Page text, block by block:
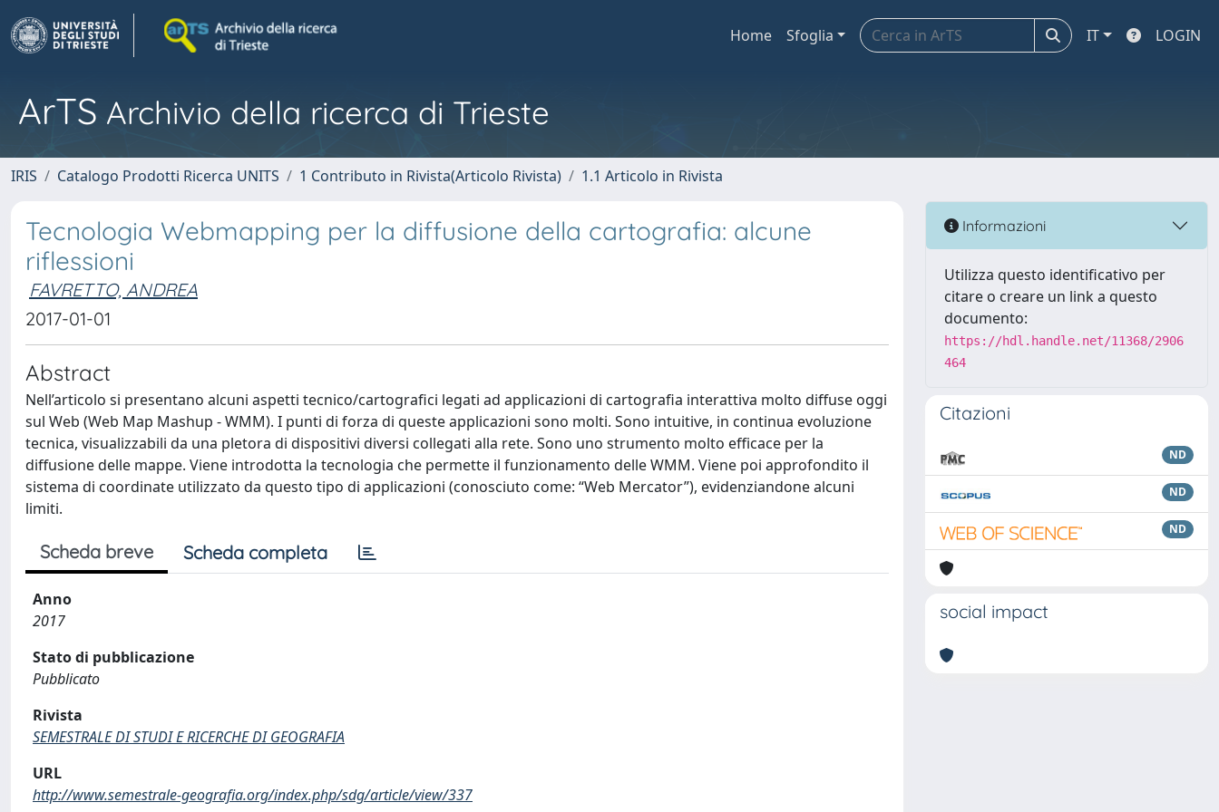
Home Sfoglia IT LOGIN
ArTS Archivio della ricerca di Trieste
IRIS Catalogo Prodotti Ricerca UNITS 1 Contributo in Rivista(Articolo Rivista) 1.1 Articolo in Rivista
Tecnologia Webmapping per la diffusione della cartografia: alcune
riflessioni
FAVRETTO, ANDREA
2017-01-01
Abstract
Nell’articolo si presentano alcuni aspetti tecnico/cartografici legati ad applicazioni di cartografia interattiva molto diffuse oggi
sul Web (Web Map Mashup - WMM). I punti di forza di queste applicazioni sono molti. Sono intuitive, in continua evoluzione
tecnica, visualizzabili da una pletora di dispositivi diversi collegati alla rete. Sono uno strumento molto efficace per la
diffusione delle mappe. Viene introdotta la tecnologia che permette il funzionamento delle WMM. Viene poi approfondito il
sistema di coordinate utilizzato da questo tipo di applicazioni (conosciuto come: “Web Mercator”), evidenziandone alcuni
limiti.
Scheda breve Scheda completa
Anno
2017
Stato di pubblicazione
Pubblicato
Rivista
SEMESTRALE DI STUDI E RICERCHE DI GEOGRAFIA
URL
http://www.semestrale-geografia.org/index.php/sdg/article/view/337
Informazioni
Utilizza questo identificativo per
citare o creare un link a questo
documento:
https://hdl.handle.net/11368/2906
464
Citazioni
ND
ND
ND
social impact